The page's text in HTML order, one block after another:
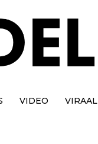
VIDEO VIRAAL